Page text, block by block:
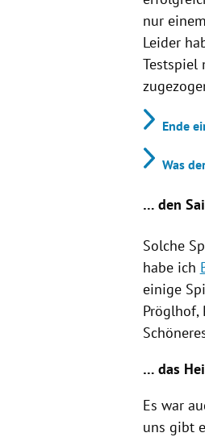
nur
Leider
Testspiel
Ende
Was
… den
Solche
habe ich
einige
Pröglhof,
… das
Es war
uns gibt